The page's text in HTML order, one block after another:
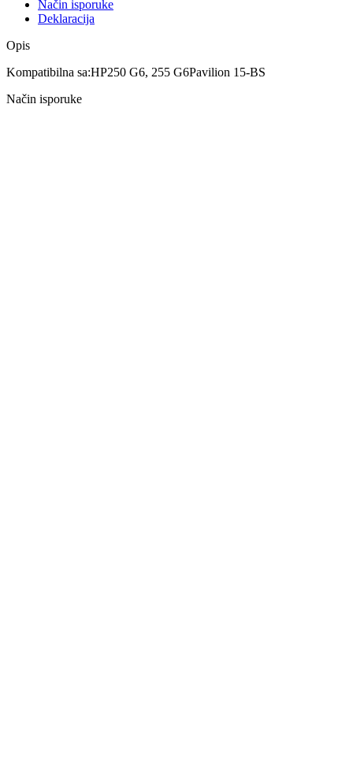
Način isporuke
Deklaracija
Opis
Kompatibilna sa:HP250 G6, 255 G6Pavilion 15-BS
Način isporuke